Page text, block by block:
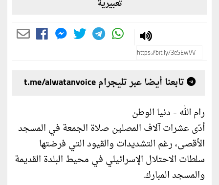
تعبيرية
تابعنا أيضا عبر تليجرام t.me/alwatanvoice
رام الله - دنيا الوطن
أدّى عشرات آلاف المصلين صلاة الجمعة في المسجد
الأقصى، رغم التشديدات والقيود التي فرضتها
سلطات الاحتلال الإسرائيلي في محيط البلدة القديمة
والمسجد المبارك.